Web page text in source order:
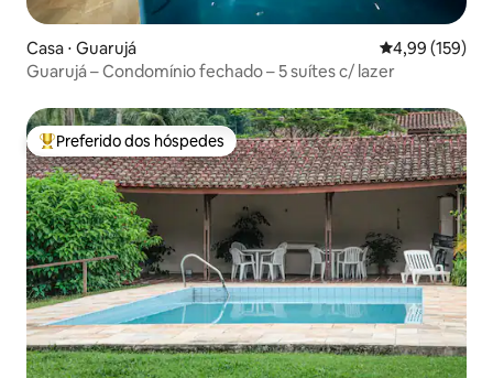
Casa ⋅ Guarujá 4,99 de uma
4,99 (159)
Guarujá – Condomínio fechado – 5 suítes c/ lazer
Entre os melhores preferidos dos hóspedes
Preferido dos hóspedes